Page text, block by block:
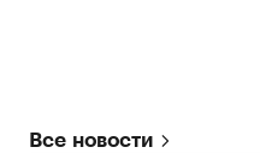
Все новости